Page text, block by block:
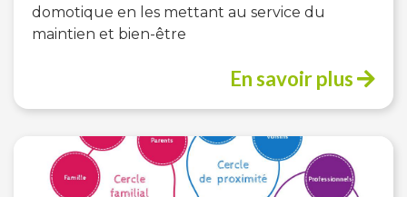
domotique en les mettant au service du
maintien et bien-être
En savoir plus